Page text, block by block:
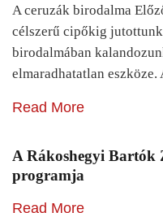
A ceruzák birodalma
célszerű cipőkig
birodalmában
elmaradhatatlan
Read More
A Rákoshegyi Bartók
programja
Read More